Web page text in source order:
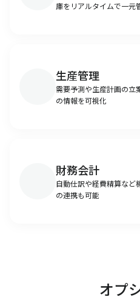
庫をリアルタイムで一元
生産管理
需要予測や生産計画の立
の情報を可視化
財務会計
自動仕訳や経費精算など
の連携も可能
オプ